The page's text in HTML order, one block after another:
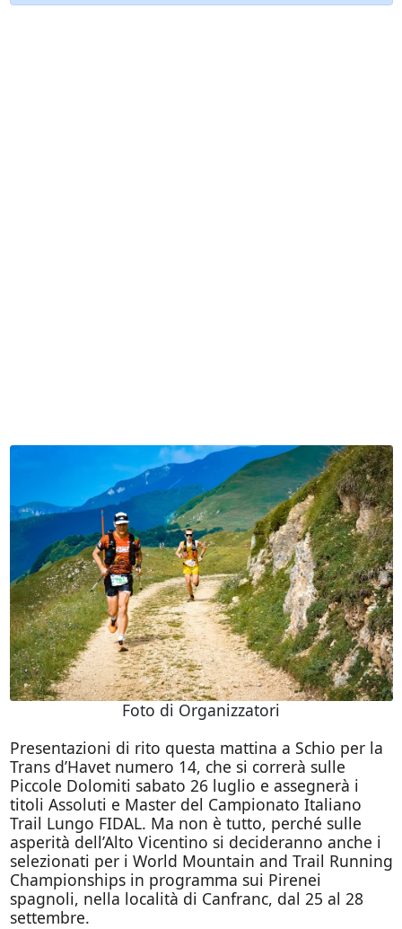
Foto di Organizzatori
Presentazioni di rito questa mattina a Schio per la
Trans d’Havet numero 14, che si correrà sulle
Piccole Dolomiti sabato 26 luglio e assegnerà i
titoli Assoluti e Master del Campionato Italiano
Trail Lungo FIDAL. Ma non è tutto, perché sulle
asperità dell’Alto Vicentino si decideranno anche i
selezionati per i World Mountain and Trail Running
Championships in programma sui Pirenei
spagnoli, nella località di Canfranc, dal 25 al 28
settembre.